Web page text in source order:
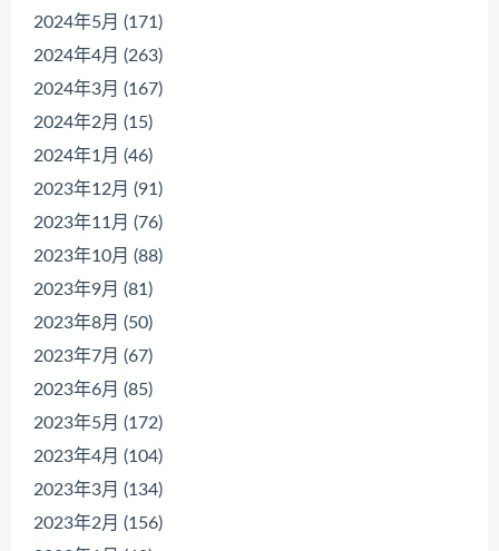
2024年5月 (171)
2024年4月 (263)
2024年3月 (167)
2024年2月 (15)
2024年1月 (46)
2023年12月 (91)
2023年11月 (76)
2023年10月 (88)
2023年9月 (81)
2023年8月 (50)
2023年7月 (67)
2023年6月 (85)
2023年5月 (172)
2023年4月 (104)
2023年3月 (134)
2023年2月 (156)